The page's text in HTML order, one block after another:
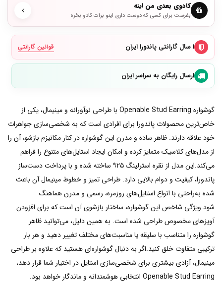
کادوی بعدی من اینه
بفرست برای کسی که دوست داری اینو برات کادو بخره
۱ سال گارانتی پاندورا ایران قوانین گارانتی
ارسال رایگان به سراسر ایران
گوشواره Openable Stud Earring با طراحی نوآورانه و مینیمال، یکی از
خاص‌ترین محصولات پاندورا برای افرادی است که به شخصی‌سازی جواهرات
خود علاقه دارند. ظاهر ساده و مدرن این گوشواره در کنار مکانیزم بازشو، آن را
از مدل‌های کلاسیک متمایز کرده و امکان ایجاد استایل‌های متنوع را فراهم
می‌کند.این مدل از نقره استرلینگ ۹۲۵ ساخته شده و با پرداخت دست‌ساز
پاندورا، کیفیت و دوام بالایی دارد. طراحی تمیز و خطوط مینیمال آن باعث
شده به‌راحتی با انواع استایل‌های روزمره، رسمی و مدرن هماهنگ
شود.ویژگی شاخص این گوشواره، ساختار بازشوی آن است که برای افزودن
آویزهای مخصوص طراحی شده است. به همین دلیل، می‌توانید ظاهر
گوشواره را متناسب با سلیقه یا مناسبت‌های مختلف تغییر دهید و هر بار
ترکیبی متفاوت خلق کنید.اگر به دنبال گوشواره‌ای هستید که علاوه بر طراحی
مینیمال، آزادی بیشتری برای شخصی‌سازی استایل در اختیار شما قرار دهد،
Openable Stud Earring انتخابی هوشمندانه و ماندگار خواهد بود.